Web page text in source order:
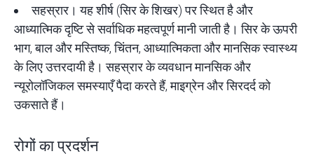
सहस्रार। यह शीर्ष (सिर के शिखर) पर स्थित है और
आध्यात्मिक दृष्टि से सर्वाधिक महत्वपूर्ण मानी जाती है। सिर के ऊपरी
भाग, बाल और मस्तिष्क, चिंतन, आध्यात्मिकता और मानसिक स्वास्थ्य
के लिए उत्तरदायी है। सहस्रार के व्यवधान मानसिक और
न्यूरोलॉजिकल समस्याएँ पैदा करते हैं, माइग्रेन और सिरदर्द को
उकसाते हैं।
रोगों का प्रदर्शन